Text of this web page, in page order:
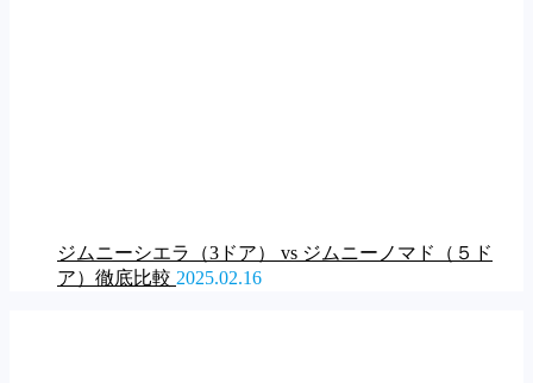
ジムニーシエラ（3ドア） vs ジムニーノマド（５ド
ア）徹底比較 2025.02.16